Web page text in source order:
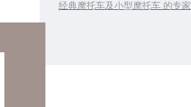
经典摩托车及小型摩托车 的专家